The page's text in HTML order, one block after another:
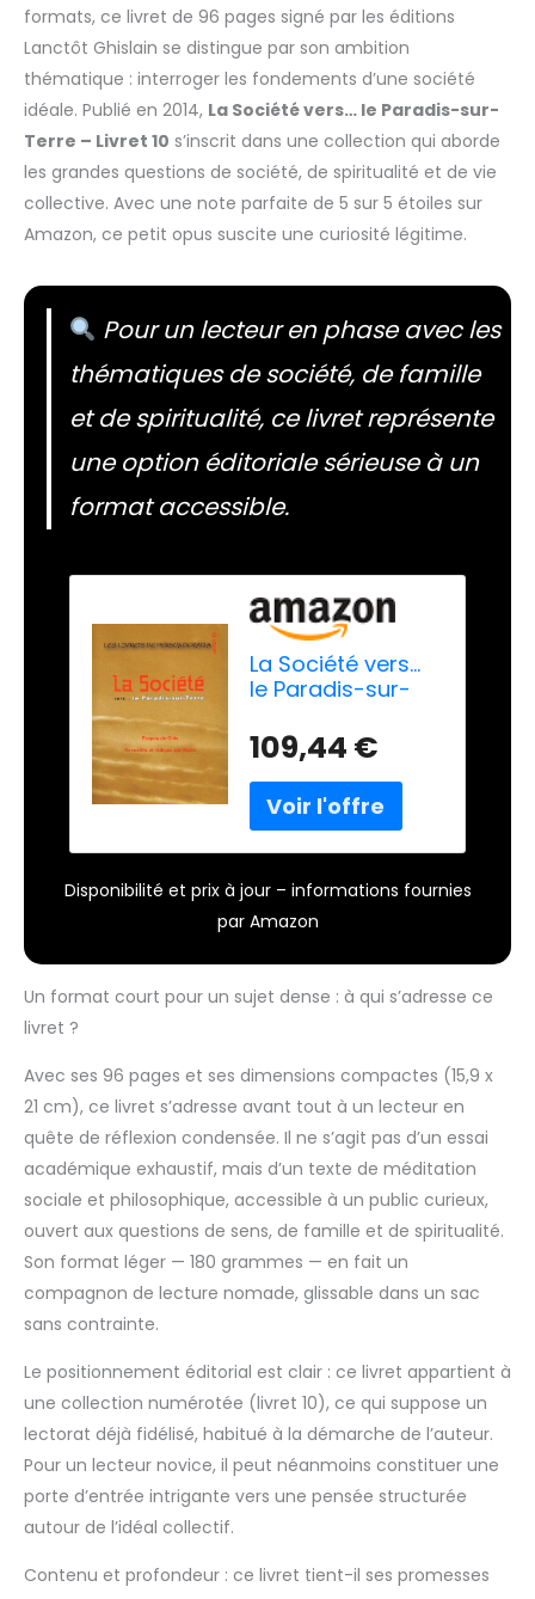
formats, ce livret de 96 pages signé par les éditions
Lanctôt Ghislain se distingue par son ambition
thématique : interroger les fondements d’une société
idéale. Publié en 2014, La Société vers… le Paradis-sur-
Terre – Livret 10 s’inscrit dans une collection qui aborde
les grandes questions de société, de spiritualité et de vie
collective. Avec une note parfaite de 5 sur 5 étoiles sur
Amazon, ce petit opus suscite une curiosité légitime.
Pour un lecteur en phase avec les
thématiques de société, de famille
et de spiritualité, ce livret représente
une option éditoriale sérieuse à un
format accessible.
La Société vers...
le Paradis-sur-
109,44 €
Disponibilité et prix à jour – informations fournies
par Amazon
Un format court pour un sujet dense : à qui s’adresse ce
livret ?
Avec ses 96 pages et ses dimensions compactes (15,9 x
21 cm), ce livret s’adresse avant tout à un lecteur en
quête de réflexion condensée. Il ne s’agit pas d’un essai
académique exhaustif, mais d’un texte de méditation
sociale et philosophique, accessible à un public curieux,
ouvert aux questions de sens, de famille et de spiritualité.
Son format léger — 180 grammes — en fait un
compagnon de lecture nomade, glissable dans un sac
sans contrainte.
Le positionnement éditorial est clair : ce livret appartient à
une collection numérotée (livret 10), ce qui suppose un
lectorat déjà fidélisé, habitué à la démarche de l’auteur.
Pour un lecteur novice, il peut néanmoins constituer une
porte d’entrée intrigante vers une pensée structurée
autour de l’idéal collectif.
Contenu et profondeur : ce livret tient-il ses promesses